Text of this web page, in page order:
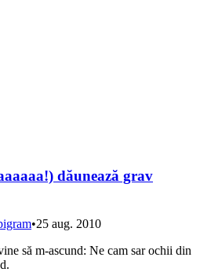
dăunează grav
•25 aug. 2010
să m-ascund: Ne cam sar ochii din